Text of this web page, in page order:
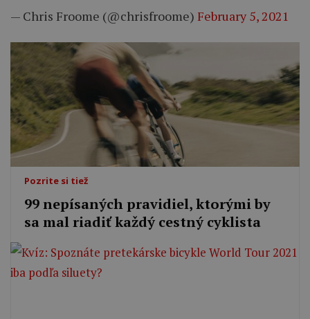
— Chris Froome (@chrisfroome) February 5, 2021
Pozrite si tiež
99 nepísaných pravidiel, ktorými by
sa mal riadiť každý cestný cyklista